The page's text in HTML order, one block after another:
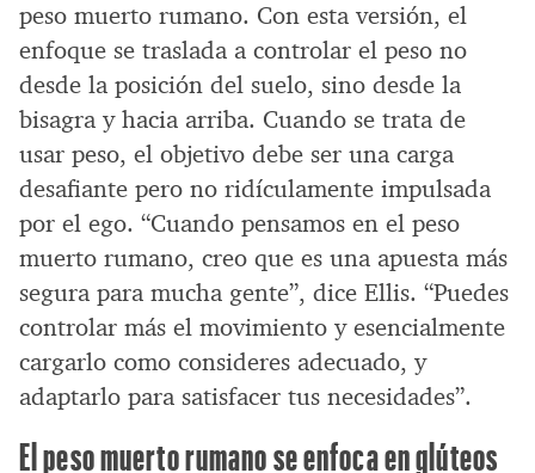
peso muerto rumano. Con esta versión, el
enfoque se traslada a controlar el peso no
desde la posición del suelo, sino desde la
bisagra y hacia arriba. Cuando se trata de
usar peso, el objetivo debe ser una carga
desafiante pero no ridículamente impulsada
por el ego. “Cuando pensamos en el peso
muerto rumano, creo que es una apuesta más
segura para mucha gente”, dice Ellis. “Puedes
controlar más el movimiento y esencialmente
cargarlo como consideres adecuado, y
adaptarlo para satisfacer tus necesidades”.
El peso muerto rumano se enfoca en glúteos